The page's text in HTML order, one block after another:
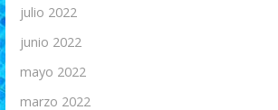
julio 2022
junio 2022
mayo 2022
marzo 2022